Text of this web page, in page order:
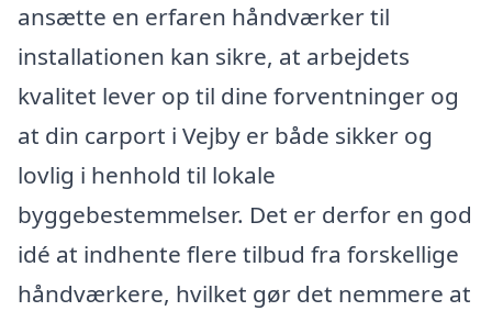
ansætte en erfaren håndværker til
installationen kan sikre, at arbejdets
kvalitet lever op til dine forventninger og
at din carport i Vejby er både sikker og
lovlig i henhold til lokale
byggebestemmelser. Det er derfor en god
idé at indhente flere tilbud fra forskellige
håndværkere, hvilket gør det nemmere at